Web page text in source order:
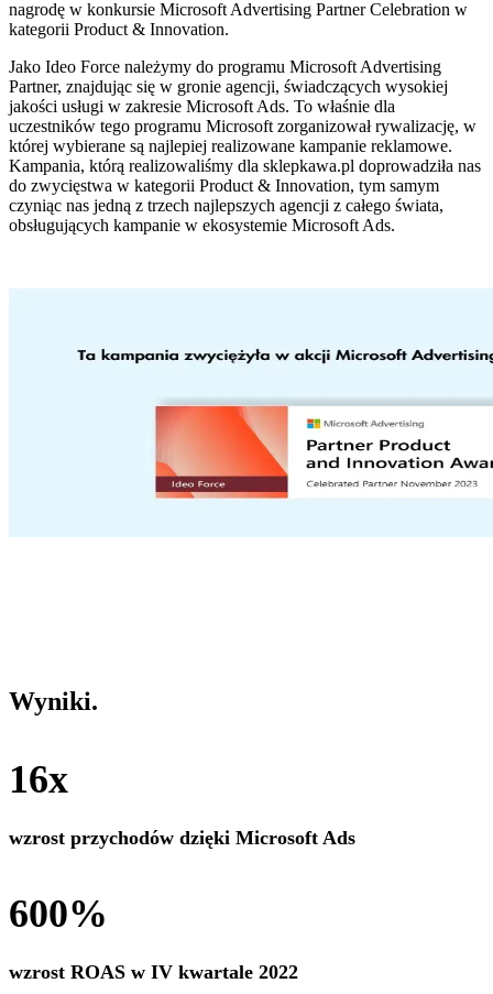
nagrodę w konkursie Microsoft Advertising Partner Celebration w
kategorii Product & Innovation.
Jako Ideo Force należymy do programu Microsoft Advertising
Partner, znajdując się w gronie agencji, świadczących wysokiej
jakości usługi w zakresie Microsoft Ads. To właśnie dla
uczestników tego programu Microsoft zorganizował rywalizację, w
której wybierane są najlepiej realizowane kampanie reklamowe.
Kampania, którą realizowaliśmy dla sklepkawa.pl doprowadziła nas
do zwycięstwa w kategorii Product & Innovation, tym samym
czyniąc nas jedną z trzech najlepszych agencji z całego świata,
obsługujących kampanie w ekosystemie Microsoft Ads.
Wyniki.
16x
wzrost przychodów dzięki Microsoft Ads
600%
wzrost ROAS w IV kwartale 2022